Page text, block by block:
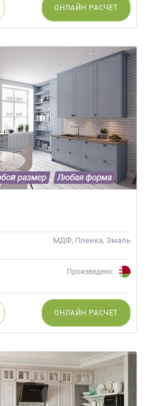
ОНЛАЙН РАСЧЕТ
МДФ, Пленка, Эмаль
Произведено:
ОНЛАЙН РАСЧЕТ